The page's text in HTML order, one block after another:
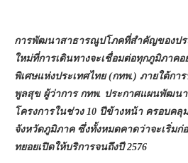
การพัฒนาสาธารณูปโภคที่สำคัญของปร
ใหม่ที่การเดินทางจะเชื่อมต่อทุกภูมิภาคอ
พิเศษแห่งประเทศไทย (กทพ.) ภายใต้กา
พูลสุข ผู้ว่าการ กทพ. ประกาศแผนพัฒนา
โครงการในช่วง 10 ปีข้างหน้า ครอบค
จังหวัดภูมิภาค ซึ่งทั้งหมดคาดว่าจะเริ่มก่
ทยอยเปิดให้บริการจนถึงปี 2576